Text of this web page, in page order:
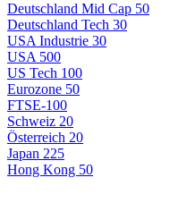
Deutschland Mid Cap 50
Deutschland Tech 30
USA Industrie 30
USA 500
US Tech 100
Eurozone 50
FTSE-100
Schweiz 20
Österreich 20
Japan 225
Hong Kong 50